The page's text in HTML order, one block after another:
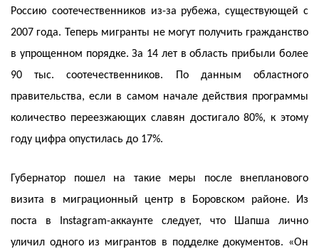
Россию соотечественников из-за рубежа, существующей с
2007 года. Теперь мигранты не могут получить гражданство
в упрощенном порядке. За 14 лет в область прибыли более
90 тыс. соотечественников. По данным областного
правительства, если в самом начале действия программы
количество переезжающих славян достигало 80%, к этому
году цифра опустилась до 17%.
Губернатор пошел на такие меры после внепланового
визита в миграционный центр в Боровском районе. Из
поста в Instagram-аккаунте следует, что Шапша лично
уличил одного из мигрантов в подделке документов. «Он